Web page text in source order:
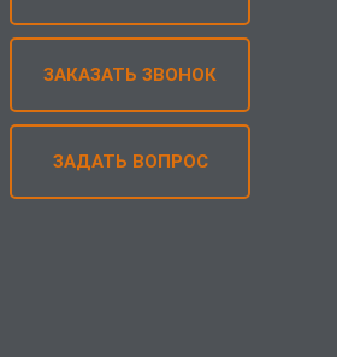
ЗАКАЗАТЬ ЗВОНОК
ЗАДАТЬ ВОПРОС